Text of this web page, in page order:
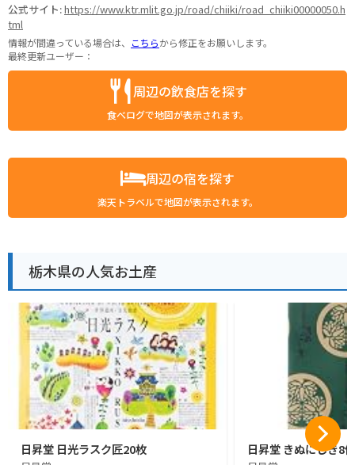
公式サイト:https://www.ktr.mlit.go.jp/road/chiiki/road_chiiki00000050.h
tml
情報が間違っている場合は、 こちらから修正をお願いします。
最終更新ユーザー：
周辺の飲食店を探す
食べログで地図が表示されます。
周辺の宿を探す
楽天トラベルで地図が表示されます。
栃木県の人気お土産
日昇堂 日光ラスク匠20枚 日昇堂 きぬにしき8個